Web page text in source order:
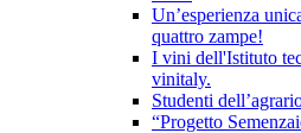
Un’esperienza
quattro zampe!
I vini dell'Istituto
vinitaly.
Studenti
“Progetto